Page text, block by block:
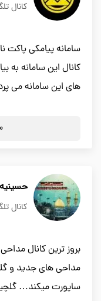
کانال
سامانه پیامکی پاکت
کانال این سامانه به
های این سامانه می
حسینیه
کانال
بروز ترین کانال
مداحی های جدید و
ساپورت میکند…